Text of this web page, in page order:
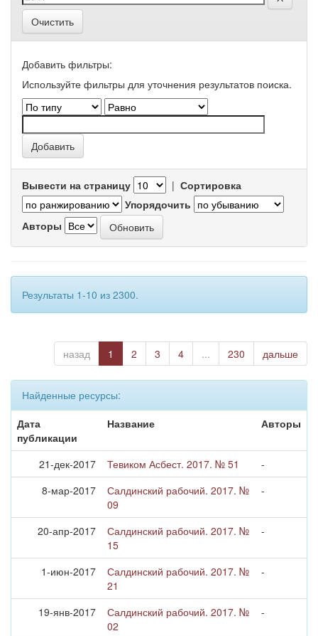
Очистить
Добавить фильтры:
Используйте фильтры для уточнения результатов поиска.
Вывести на страницу | Сортировка
Упорядочить
Авторы
Результаты 1-10 из 2300.
назад 1 2 3 4 ... 230 дальше
Найденные ресурсы:
Дата
публикации
Название Авторы
21-дек-2017 Тевиком Асбест. 2017. № 51
-
8-мар-2017
Салдинский рабочий. 2017. №
09
-
20-апр-2017
Салдинский рабочий. 2017. №
15
-
1-июн-2017
Салдинский рабочий. 2017. №
21
-
19-янв-2017
Салдинский рабочий. 2017. №
02
-